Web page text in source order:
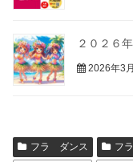
２０２６
2026年3
フラ ダンス フ